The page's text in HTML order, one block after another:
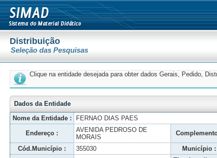
Distribuição
Seleção das Pesquisas
Clique na entidade desejada para obter dados Gerais, Pedido,
Dados da Entidade
Nome da Entidade :
FERNAO DIAS PAES
Endereço :
AVENIDA PEDROSO DE
MORAIS
Cód.Município : 355030 Município :